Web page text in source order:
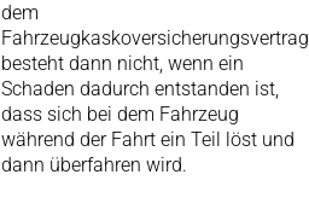
dem
Fahrzeugkaskoversicherungsvertrag
besteht dann nicht, wenn ein
Schaden dadurch entstanden ist,
dass sich bei dem Fahrzeug
während der Fahrt ein Teil löst und
dann überfahren wird.